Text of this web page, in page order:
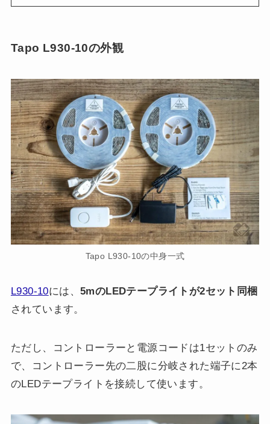
Tapo L930-10の外観
Tapo L930-10の中身一式
L930-10には、 5mのLEDテープライトが2セット同梱
されています。
ただし、コントローラーと電源コードは1セットのみ
で、コントローラー先の二股に分岐された端子に2本
のLEDテープライトを接続して使います。